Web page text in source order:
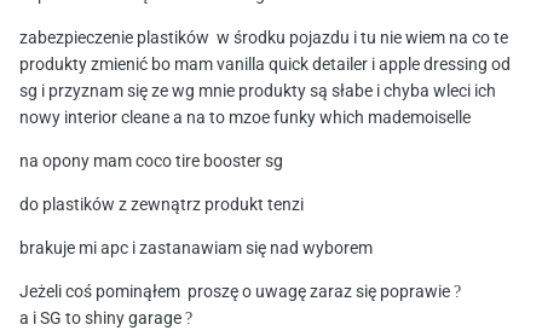
zabezpieczenie plastików w środku pojazdu i tu nie wiem na co te
produkty zmienić bo mam vanilla quick detailer i apple dressing od
sg i przyznam się ze wg mnie produkty są słabe i chyba wleci ich
nowy interior cleane a na to mzoe funky which mademoiselle
na opony mam coco tire booster sg
do plastików z zewnątrz produkt tenzi
brakuje mi apc i zastanawiam się nad wyborem
Jeżeli coś pominąłem proszę o uwagę zaraz się poprawie?
a i SG to shiny garage?